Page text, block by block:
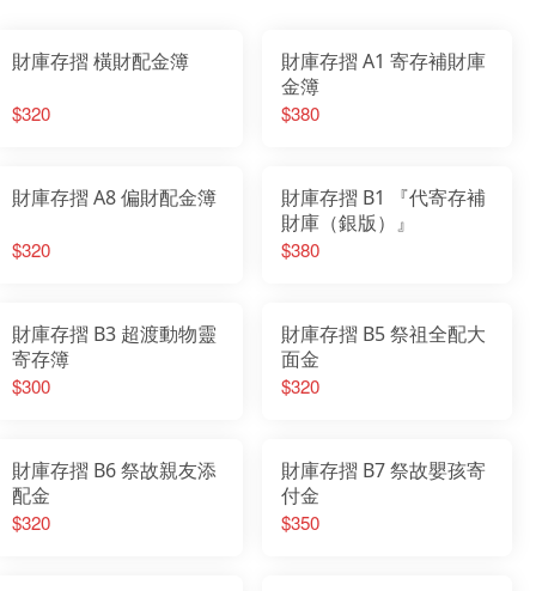
財庫存摺 橫財配金簿
$320
財庫存摺 A1 寄存補財庫
金簿
$380
財庫存摺 A8 偏財配金簿
$320
財庫存摺 B1 『代寄存補
財庫（銀版）』
$380
財庫存摺 B3 超渡動物靈
寄存簿
$300
財庫存摺 B5 祭祖全配大
面金
$320
財庫存摺 B6 祭故親友添
配金
$320
財庫存摺 B7 祭故嬰孩寄
付金
$350